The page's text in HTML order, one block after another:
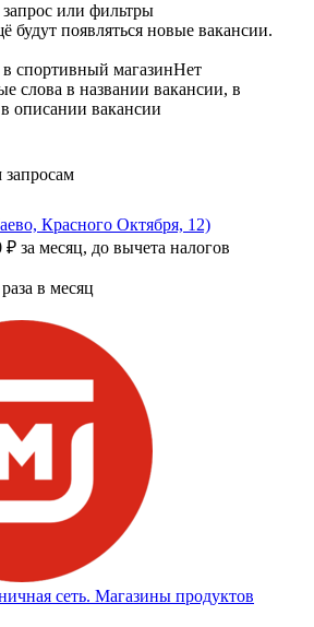
или фильтры
будут появляться новые вакансии.
в спортивный магазинНет
слова в названии вакансии, в
описании вакансии
Красного Октября, 12)
₽ за месяц, до вычета налогов
в месяц
сеть. Магазины продуктов